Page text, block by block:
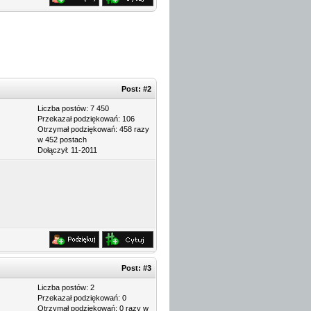
Post: #2
Liczba postów: 7 450
Przekazał podziękowań: 106
Otrzymał podziękowań: 458 razy
w 452 postach
Dołączył: 11-2011
Post: #3
Liczba postów: 2
Przekazał podziękowań: 0
Otrzymał podziękowań: 0 razy w